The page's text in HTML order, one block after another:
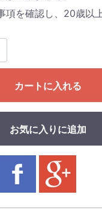
項を確認し、20歳以
カートに入れる
お気に入りに追加